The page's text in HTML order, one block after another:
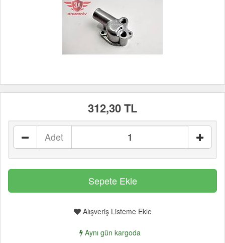
312,30 TL
Adet
Alışveriş Listeme Ekle
Aynı gün kargoda